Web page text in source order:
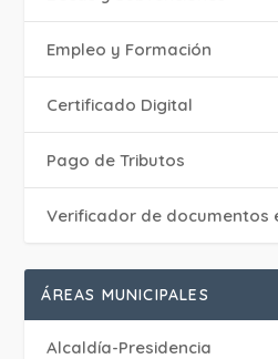
Empleo y Formación
Certificado Digital
Pago de Tributos
Verificador de documentos
ÁREAS MUNICIPALES
Alcaldía-Presidencia